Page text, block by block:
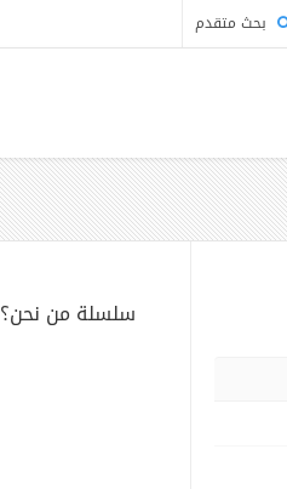
بحث متقدم
سلسلة من نحن؟